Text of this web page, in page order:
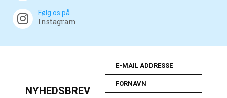
Følg os på
Instagram
NYHEDSBREV